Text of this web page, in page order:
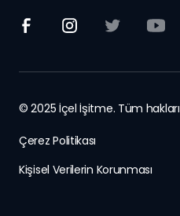
© 2025 İçel İşitme. Tüm hakları
Çerez Politikası
Kişisel Verilerin Korunması